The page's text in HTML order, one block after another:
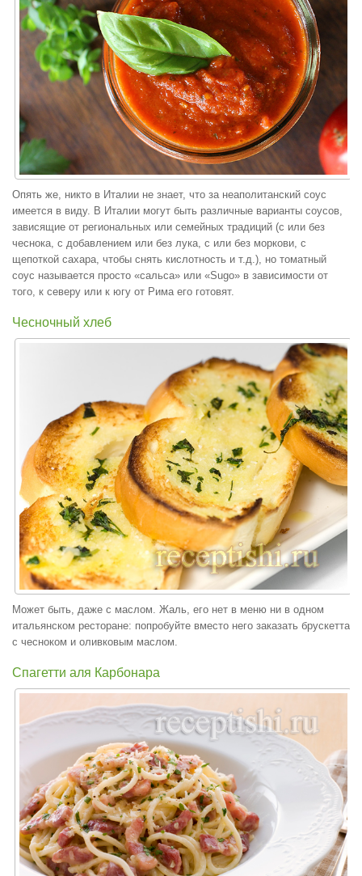
Опять же, никто в Италии не знает, что за неаполитанский соус
имеется в виду. В Италии могут быть различные варианты соусов,
зависящие от региональных или семейных традиций (с или без
чеснока, с добавлением или без лука, с или без моркови, с
щепоткой сахара, чтобы снять кислотность и т.д.), но томатный
соус называется просто «сальса» или «Sugo» в зависимости от
того, к северу или к югу от Рима его готовят.
Чесночный хлеб
Может быть, даже с маслом. Жаль, его нет в меню ни в одном
итальянском ресторане: попробуйте вместо него заказать брускетта
с чесноком и оливковым маслом.
Спагетти аля Карбонара